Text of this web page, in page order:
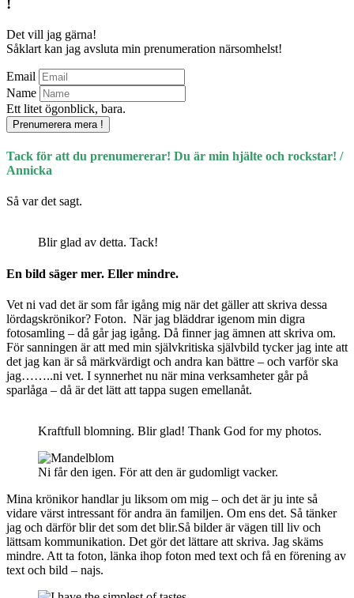
!
Det vill jag gärna!
Såklart kan jag avsluta min prenumeration närsomhelst!
Email
Name
Ett litet ögonblick, bara.
Prenumerera mera !
Tack för att du prenumererar! Du är min hjälte och rockstar! /
Annicka
Så var det sagt.
Blir glad av detta. Tack!
En bild säger mer. Eller mindre.
Vet ni vad det är som får igång mig när det gäller att skriva dessa
lördagskrönikor? Foton. När jag bläddrar igenom min digra
fotosamling – då går jag igång. Då finner jag ämnen att skriva om.
För sanningen är att med min självkritiska självbild tycker jag inte att
det jag kan är så märkvärdigt och andra kan bättre – och varför ska
jag……..ni vet. I synnerhet nu när mina verksamheter går på
sparlåga – då är det lätt att tappa sugen emellanåt.
Kraftfull blomning. Blir glad! Thank God for my photos.
Ni får den igen. För att den är gudomligt vacker.
Mina krönikor handlar ju liksom om mig – och det är ju inte så
vidare värst intressant för andra än familjen. Om ens det. Så tänker
jag och därför blir det som det blir.Så bilder är vägen till liv och
lättsam kommunikation. Det gör det lättare att skriva. Jag skäms
mindre. Att ta foton, länka ihop foton med text och få en förening av
text och bild – najs.